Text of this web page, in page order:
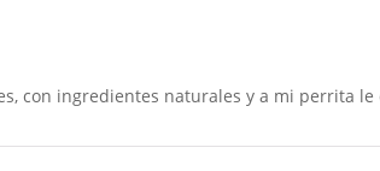
con ingredientes naturales y a mi perrita